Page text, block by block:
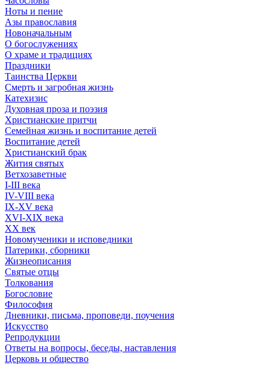
Ноты и пение
Азы православия
Новоначальным
О богослужениях
О храме и традициях
Праздники
Таинства Церкви
Смерть и загробная жизнь
Катехизис
Духовная проза и поэзия
Христианские притчи
Семейная жизнь и воспитание детей
Воспитание детей
Христианский брак
Жития святых
Ветхозаветные
I-III века
IV-VIII века
IX-XV века
XVI-XIX века
XX век
Новомученики и исповедники
Патерики, сборники
Жизнеописания
Святые отцы
Толкования
Богословие
Философия
Дневники, письма, проповеди, поучения
Искусство
Репродукции
Ответы на вопросы, беседы, наставления
Церковь и общество